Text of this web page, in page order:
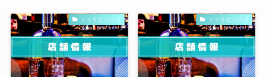
フィリピンパブ フィリピンパブ